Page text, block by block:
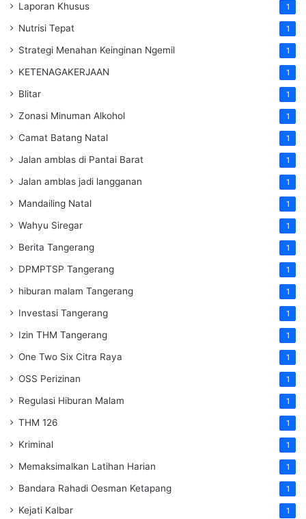
Laporan Khusus 1
Nutrisi Tepat 1
Strategi Menahan Keinginan Ngemil 1
KETENAGAKERJAAN 1
Blitar 1
Zonasi Minuman Alkohol 1
Camat Batang Natal 1
Jalan amblas di Pantai Barat 1
Jalan amblas jadi langganan 1
Mandailing Natal 1
Wahyu Siregar 1
Berita Tangerang 1
DPMPTSP Tangerang 1
hiburan malam Tangerang 1
Investasi Tangerang 1
Izin THM Tangerang 1
One Two Six Citra Raya 1
OSS Perizinan 1
Regulasi Hiburan Malam 1
THM 126 1
Kriminal 1
Memaksimalkan Latihan Harian 1
Bandara Rahadi Oesman Ketapang 1
Kejati Kalbar 1